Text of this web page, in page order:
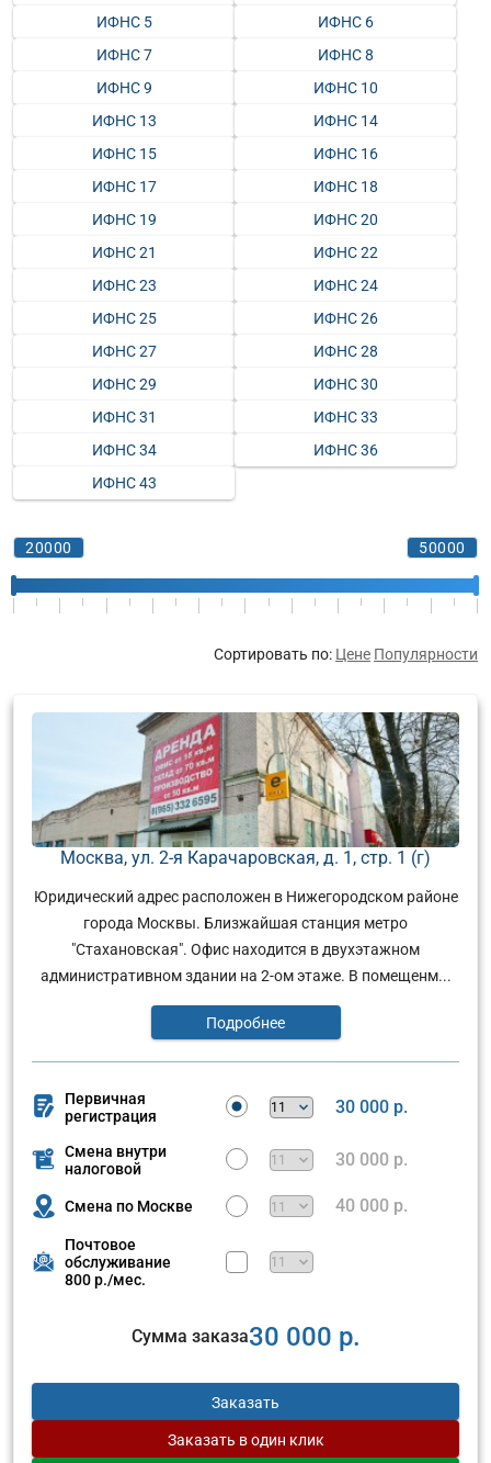
ИФНС 5
ИФНС 6
ИФНС 7
ИФНС 8
ИФНС 9
ИФНС 10
ИФНС 13
ИФНС 14
ИФНС 15
ИФНС 16
ИФНС 17
ИФНС 18
ИФНС 19
ИФНС 20
ИФНС 21
ИФНС 22
ИФНС 23
ИФНС 24
ИФНС 25
ИФНС 26
ИФНС 27
ИФНС 28
ИФНС 29
ИФНС 30
ИФНС 31
ИФНС 33
ИФНС 34
ИФНС 36
ИФНС 43
Сортировать по: Цене Популярности
Москва, ул. 2-я Карачаровская, д. 1, стр. 1 (г)
Юридический адрес расположен в Нижегородском районе
города Москвы. Близжайшая станция метро
"Стахановская". Офис находится в двухэтажном
административном здании на 2-ом этаже. В помещенм...
Подробнее
Первичная
регистрация
30 000 р.
Смена внутри
налоговой
30 000 р.
Смена по Москве 40 000 р.
Почтовое
обслуживание
800 р./мес.
Сумма заказа30 000 р.
Заказать
Заказать в один клик